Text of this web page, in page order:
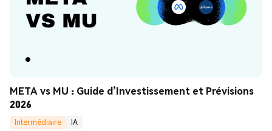
META vs MU : Guide d’Investissement et Prévisions
2026
Intermédiaire
IA